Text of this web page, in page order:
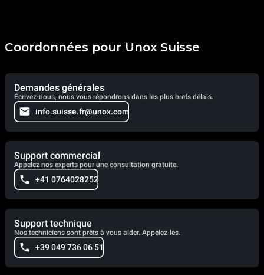
Coordonnées pour Unox Suisse
Demandes générales
Écrivez-nous, nous vous répondrons dans les plus brefs délais.
info.suisse.fr@unox.com
Support commercial
Appelez nos experts pour une consultation gratuite.
+41 0764028252
Support technique
Nos techniciens sont prêts à vous aider. Appelez-les.
+39 049 736 06 51